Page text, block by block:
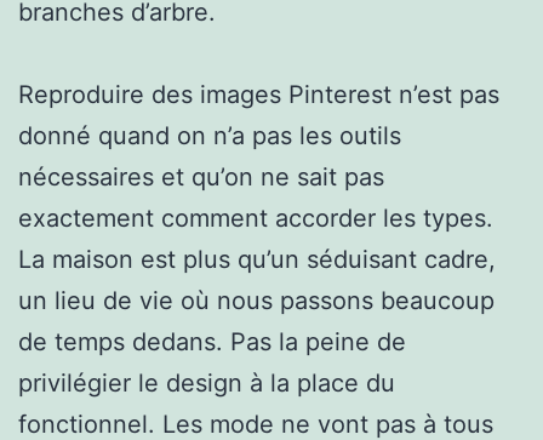
branches d’arbre.
Reproduire des images Pinterest n’est pas
donné quand on n’a pas les outils
nécessaires et qu’on ne sait pas
exactement comment accorder les types.
La maison est plus qu’un séduisant cadre,
un lieu de vie où nous passons beaucoup
de temps dedans. Pas la peine de
privilégier le design à la place du
fonctionnel. Les mode ne vont pas à tous